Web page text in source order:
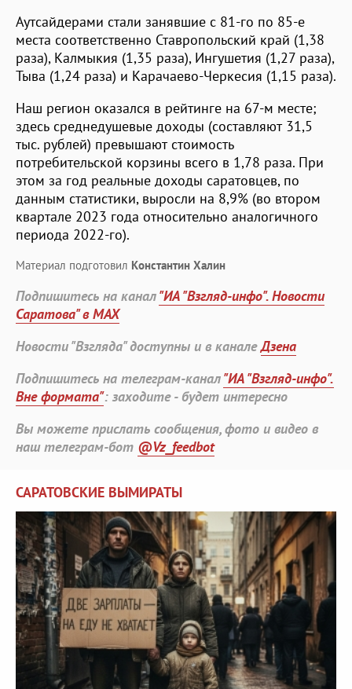
Аутсайдерами стали занявшие с 81-го по 85-е
места соответственно Ставропольский край (1,38
раза), Калмыкия (1,35 раза), Ингушетия (1,27 раза),
Тыва (1,24 раза) и Карачаево-Черкесия (1,15 раза).
Наш регион оказался в рейтинге на 67-м месте;
здесь среднедушевые доходы (составляют 31,5
тыс. рублей) превышают стоимость
потребительской корзины всего в 1,78 раза. При
этом за год реальные доходы саратовцев, по
данным статистики, выросли на 8,9% (во втором
квартале 2023 года относительно аналогичного
периода 2022-го).
Материал подготовил Константин Халин
Подпишитесь на канал"ИА "Взгляд-инфо". Новости
Саратова" в MAX
Новости "Взгляда" доступны и в каналеДзена
Подпишитесь на телеграм-канал"ИА "Взгляд-инфо".
Вне формата": заходите - будет интересно
Вы можете прислать сообщения, фото и видео в
наш телеграм-бот @Vz_feedbot
САРАТОВСКИЕ ВЫМИРАТЫ